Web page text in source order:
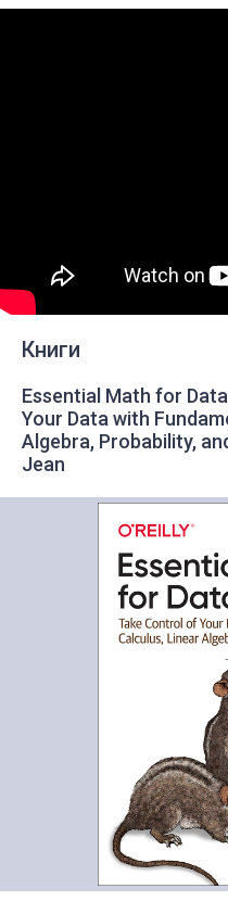
Книги
Essential Math for
Your Data with
Algebra, Probability,
Jean